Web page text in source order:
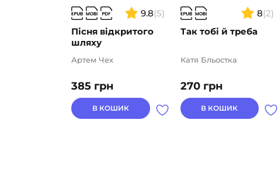
9.8(5)
Пісня відкритого
шляху
385 грн
Артем Чех
В КОШИК
8(2)
Так тобі й треба
270 грн
Катя Бльостка
В КОШИК